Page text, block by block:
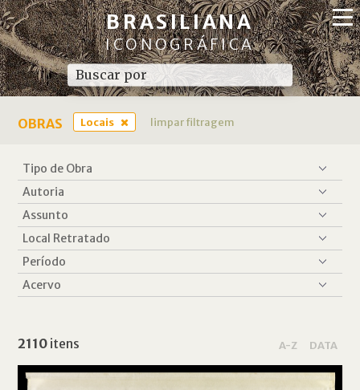
BRASILIANA
ICONOGRÁFICA
OBRAS Locais limpar filtragem
2110 itens A-Z DATA